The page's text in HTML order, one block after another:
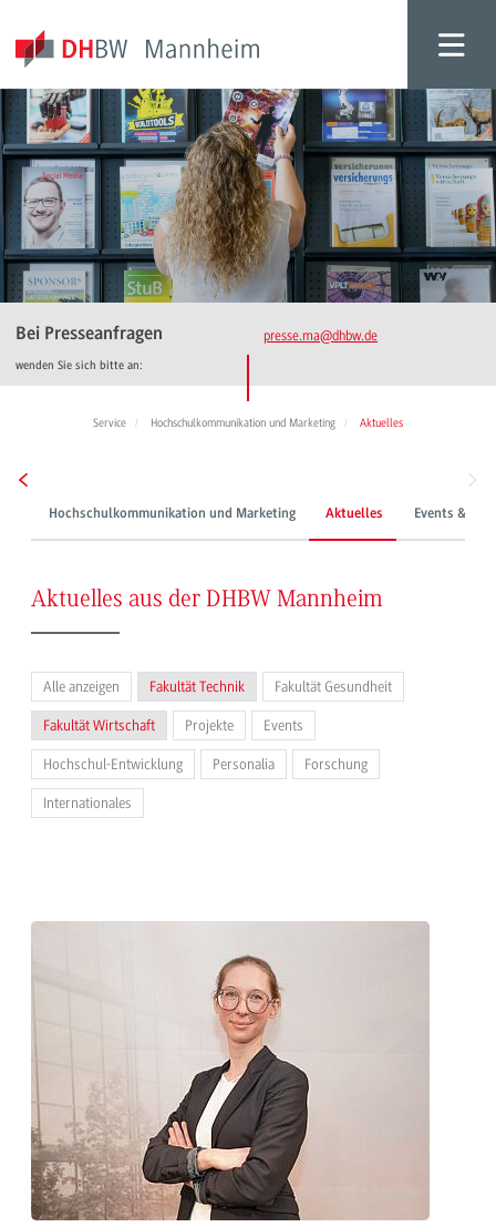
Bei Presseanfragen
wenden Sie sich bitte an:
presse.ma@dhbw.de
Service Hochschulkommunikation und Marketing Aktuelles
Hochschulkommunikation und Marketing Aktuelles Events &
Aktuelles aus der DHBW Mannheim
Alle anzeigen Fakultät Technik Fakultät Gesundheit
Fakultät Wirtschaft Projekte Events
Hochschul-Entwicklung Personalia Forschung
Internationales